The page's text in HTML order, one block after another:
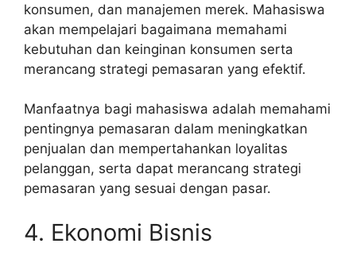
konsumen, dan manajemen merek. Mahasiswa
akan mempelajari bagaimana memahami
kebutuhan dan keinginan konsumen serta
merancang strategi pemasaran yang efektif.
Manfaatnya bagi mahasiswa adalah memahami
pentingnya pemasaran dalam meningkatkan
penjualan dan mempertahankan loyalitas
pelanggan, serta dapat merancang strategi
pemasaran yang sesuai dengan pasar.
4. Ekonomi Bisnis